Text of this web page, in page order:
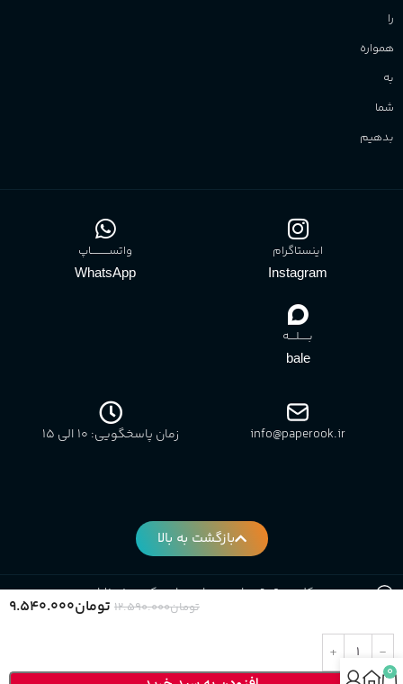
تومان۱۲.۵۹۰.۰۰۰ تومان۹.۵۴۰.۰۰۰
را
همواره
به
شما
بدهیم
اینستاگرام
Instagram
واتســــــــــاپ
WhatsApp
بـــــلــــه
bale
info@paperook.ir زمان پاسخگویی: 10 الی ۱5
بازگشت به بالا
کلیه حقوق برای وبسایت پاپروک محفوظ است.
0